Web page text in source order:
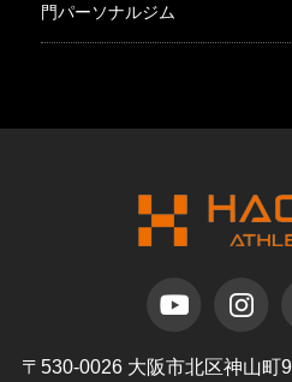
門パーソナルジム
〒530-0026 大阪市北区神山町